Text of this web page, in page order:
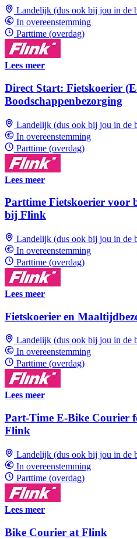
Landelijk (dus ook bij jou in de
In overeenstemming
Parttime (overdag)
Lees meer
Direct Start: Fietskoerier
Boodschappenbezorging
Landelijk (dus ook bij jou in de
In overeenstemming
Parttime (overdag)
Lees meer
Parttime Fietskoerier voor
bij Flink
Landelijk (dus ook bij jou in de
In overeenstemming
Parttime (overdag)
Lees meer
Fietskoerier en
Landelijk (dus ook bij jou in de
In overeenstemming
Parttime (overdag)
Lees meer
Part-Time E-Bike Courier
Flink
Landelijk (dus ook bij jou in de
In overeenstemming
Parttime (overdag)
Lees meer
Bike Courier at Flink